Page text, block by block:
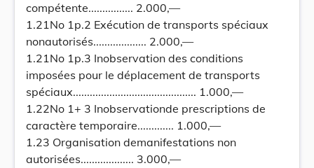
compétente................ 2.000,—
1.21No 1p.2 Exécution de transports spéciaux
nonautorisés................... 2.000,—
1.21No 1p.3 Inobservation des conditions
imposées pour le déplacement de transports
spéciaux............................................ 1.000,—
1.22No 1+ 3 Inobservationde prescriptions de
caractère temporaire............. 1.000,—
1.23 Organisation demanifestations non
autorisées................... 3.000,—